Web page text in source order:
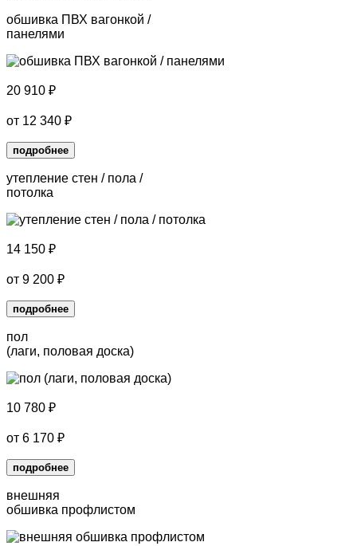
обшивка ПВХ вагонкой /
панелями
20 910 ₽
от 12 340 ₽
подробнее
утепление стен / пола /
потолка
14 150 ₽
от 9 200 ₽
подробнее
пол
(лаги, половая доска)
10 780 ₽
от 6 170 ₽
подробнее
внешняя
обшивка профлистом